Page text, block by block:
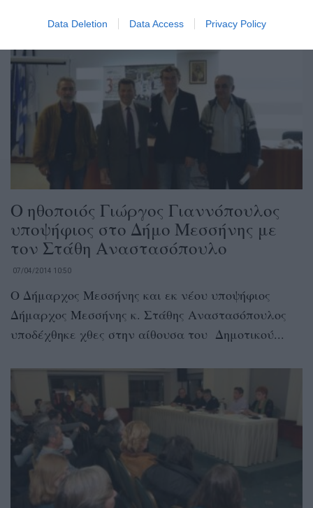
Data Deletion Data Access Privacy Policy
Ο ηθοποιός Γιώργος Γιαννόπουλος
υποψήφιος στο Δήμο Μεσσήνης με
τον Στάθη Αναστασόπουλο
07/04/2014 10:50
Ο Δήμαρχος Μεσσήνης και εκ νέου υποψήφιος
Δήμαρχος Μεσσήνης κ. Στάθης Αναστασόπουλος
υποδέχθηκε χθες στην αίθουσα του Δημοτικού...